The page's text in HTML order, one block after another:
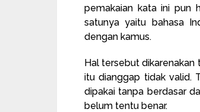
pemakaian kata ini pun
satunya yaitu bahasa
dengan kamus.
Hal tersebut dikarenakan
itu dianggap tidak valid.
dipakai tanpa berdasar
belum tentu benar.